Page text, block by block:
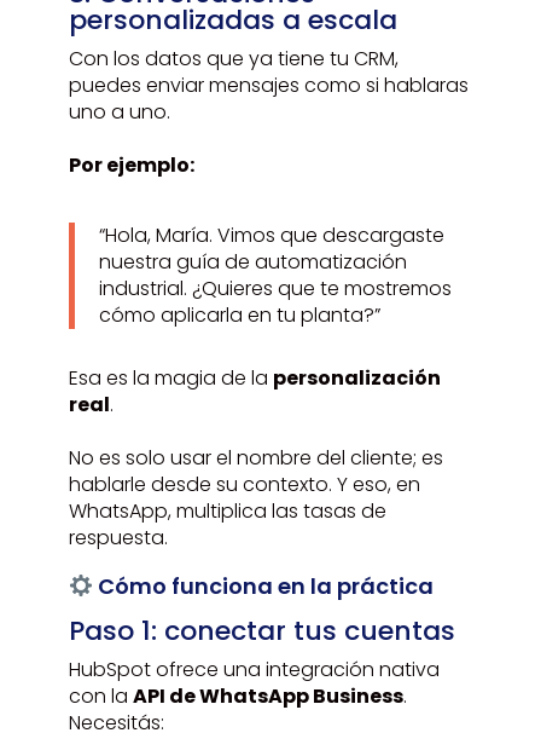
personalizadas a escala
Con los datos que ya tiene tu CRM,
puedes enviar mensajes como si hablaras
uno a uno.
Por ejemplo:
“Hola, María. Vimos que descargaste
nuestra guía de automatización
industrial. ¿Quieres que te mostremos
cómo aplicarla en tu planta?”
Esa es la magia de la personalización
real.
No es solo usar el nombre del cliente; es
hablarle desde su contexto. Y eso, en
WhatsApp, multiplica las tasas de
respuesta.
Cómo funciona en la práctica
Paso 1: conectar tus cuentas
HubSpot ofrece una integración nativa
con la API de WhatsApp Business.
Necesitás: